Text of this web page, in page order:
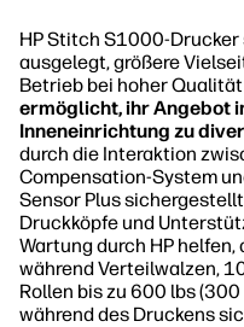
HP Stitch S1000-
ausgelegt, größere
Betrieb bei hoher
ermöglicht, ihr Angebot
Inneneinrichtung zu
durch die Interaktion
Compensation-System
Sensor Plus
Druckköpfe und
Wartung durch HP
während Verteilwalzen,
Rollen bis zu 600 lbs
während des Druckens